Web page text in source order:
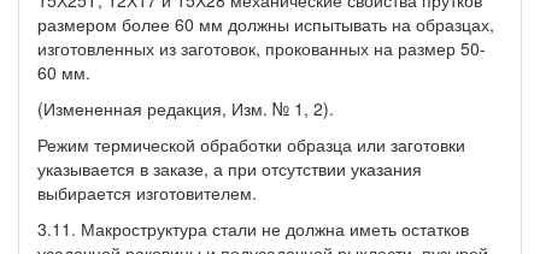
размером более 60 мм должны испытывать на образцах,
изготовленных из заготовок, прокованных на размер 50-
60 мм.
(Измененная редакция, Изм. № 1, 2).
Режим термической обработки образца или заготовки
указывается в заказе, а при отсутствии указания
выбирается изготовителем.
3.11. Макроструктура стали не должна иметь остатков